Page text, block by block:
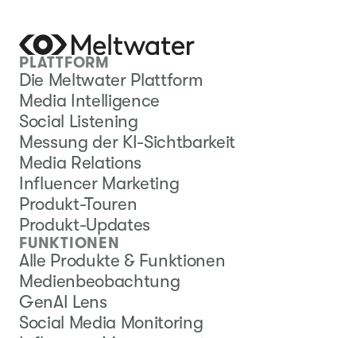
PLATTFORM
Die Meltwater Plattform
Media Intelligence
Social Listening
Messung der KI-Sichtbarkeit
Media Relations
Influencer Marketing
Produkt-Touren
Produkt-Updates
FUNKTIONEN
Alle Produkte & Funktionen
Medienbeobachtung
GenAI Lens
Social Media Monitoring